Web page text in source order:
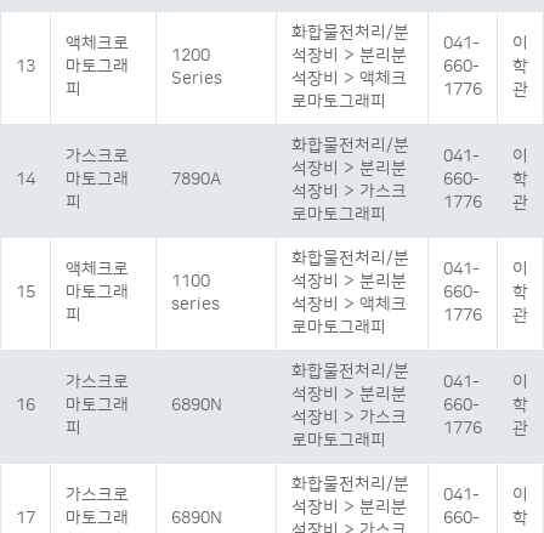
13
액체크로
마토그래
피
1200
Series
화합물전처리/분
석장비 > 분리분
석장비 > 액체크
로마토그래피
041-
660-
1776
이
학
관
14
가스크로
마토그래
피
7890A
화합물전처리/분
석장비 > 분리분
석장비 > 가스크
로마토그래피
041-
660-
1776
이
학
관
15
액체크로
마토그래
피
1100
series
화합물전처리/분
석장비 > 분리분
석장비 > 액체크
로마토그래피
041-
660-
1776
이
학
관
16
가스크로
마토그래
피
6890N
화합물전처리/분
석장비 > 분리분
석장비 > 가스크
로마토그래피
041-
660-
1776
이
학
관
17
가스크로
마토그래
6890N
화합물전처리/분
석장비 > 분리분
041-
660-
이
학